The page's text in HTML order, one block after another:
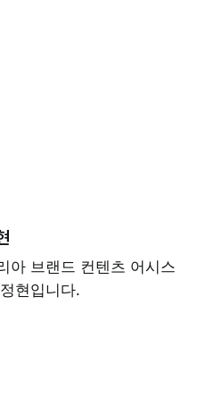
아 브랜드 컨텐츠 어시스
현입니다.